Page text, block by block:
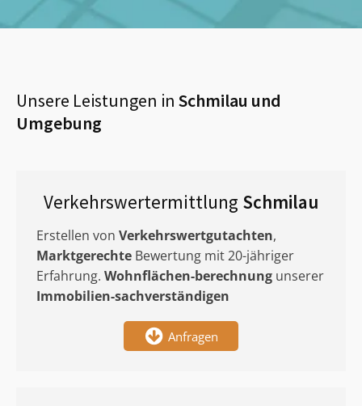
Unsere Leistungen in Schmilau und
Umgebung
Verkehrswertermittlung Schmilau
Erstellen von Verkehrswertgutachten,
Marktgerechte Bewertung mit 20-jähriger
Erfahrung. Wohnflächen-berechnung unserer
Immobilien-sachverständigen
Anfragen